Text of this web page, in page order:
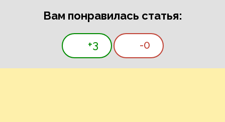
Вам понравилась статья:
+3 -0